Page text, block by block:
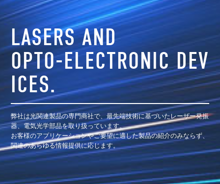
LASERS AND
OPTO-ELECTRONIC DEV
ICES.
弊社は光関連製品の専門商社で、最先端技術に基づいたレーザー発振
器、電気光学部品を取り扱っています。
お客様のアプリケーションやご要望に適した製品の紹介のみならず、
関連のあらゆる情報提供に応じます。